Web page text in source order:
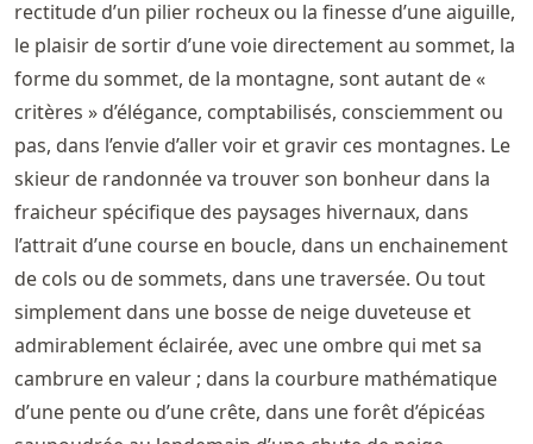
rectitude d’un pilier rocheux ou la finesse d’une aiguille,
le plaisir de sortir d’une voie directement au sommet, la
forme du sommet, de la montagne, sont autant de «
critères » d’élégance, comptabilisés, consciemment ou
pas, dans l’envie d’aller voir et gravir ces montagnes. Le
skieur de randonnée va trouver son bonheur dans la
fraicheur spécifique des paysages hivernaux, dans
l’attrait d’une course en boucle, dans un enchainement
de cols ou de sommets, dans une traversée. Ou tout
simplement dans une bosse de neige duveteuse et
admirablement éclairée, avec une ombre qui met sa
cambrure en valeur ; dans la courbure mathématique
d’une pente ou d’une crête, dans une forêt d’épicéas